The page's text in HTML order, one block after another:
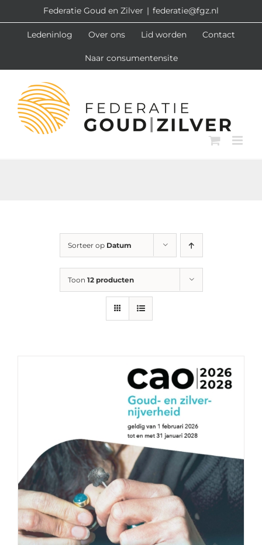
naar
inhoud
Federatie Goud en Zilver | federatie@fgz.nl
Ledeninlog Over ons Lid worden Contact
Naar consumentensite
Sorteer op Datum
Toon 12 producten